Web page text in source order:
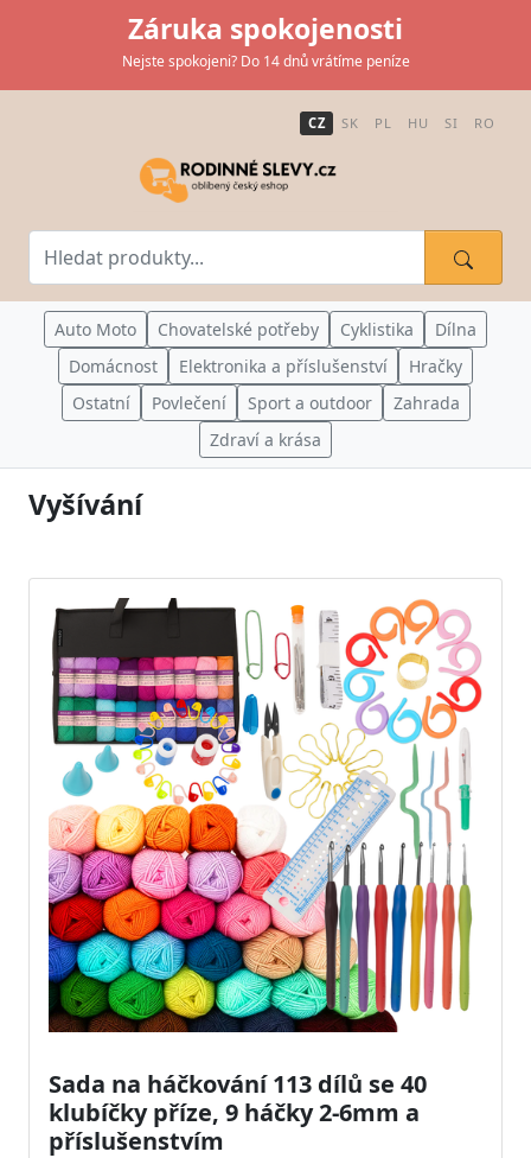
Záruka spokojenosti
Nejste spokojeni? Do 14 dnů vrátíme peníze
CZ SK PL HU SI RO
Auto Moto Chovatelské potřeby Cyklistika
Dílna
Domácnost
Elektronika a příslušenství
Hračky
Ostatní
Povlečení Sport a outdoor
Zahrada
Zdraví a krása
Vyšívání
Sada na háčkování 113 dílů se 40
klubíčky příze, 9 háčky 2-6mm a
příslušenstvím